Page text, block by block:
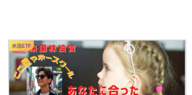
米国ETF